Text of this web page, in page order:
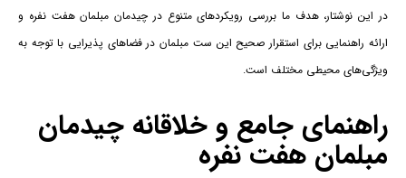
در این نوشتار، هدف ما بررسی رویکردهای متنوع در چیدمان مبلمان هفت نفره و
ارائه راهنمایی برای استقرار صحیح این ست مبلمان در فضاهای پذیرایی با توجه به
ویژگی‌های محیطی مختلف است.
راهنمای جامع و خلاقانه چیدمان
مبلمان هفت نفره